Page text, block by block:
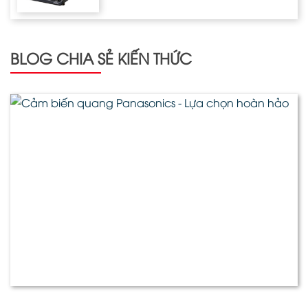
BLOG CHIA SẺ KIẾN THỨC